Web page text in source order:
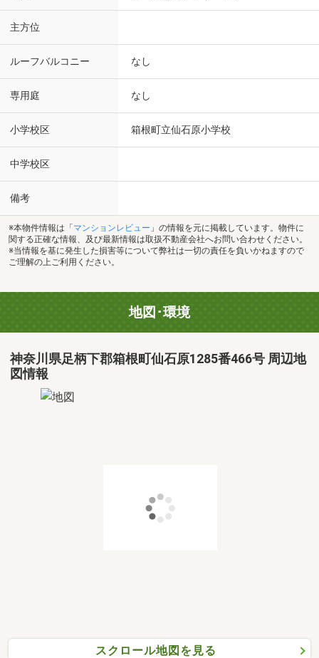
主方位
ルーフバルコニー なし
専用庭 なし
小学校区 箱根町立仙石原小学校
中学校区
備考
※本物件情報は「 マンションレビュー 」の情報を元に掲載しています。物件に
関する正確な情報、及び最新情報は取扱不動産会社へお問い合わせください。
※当情報を基に発生した損害等について弊社は一切の責任を負いかねますので
ご理解の上ご利用ください。
地図･環境
神奈川県足柄下郡箱根町仙石原1285番466号 周辺地
図情報
スクロール地図を見る